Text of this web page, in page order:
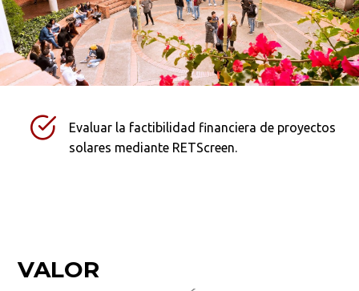
Evaluar la factibilidad financiera de proyectos
solares mediante RETScreen.
VALOR